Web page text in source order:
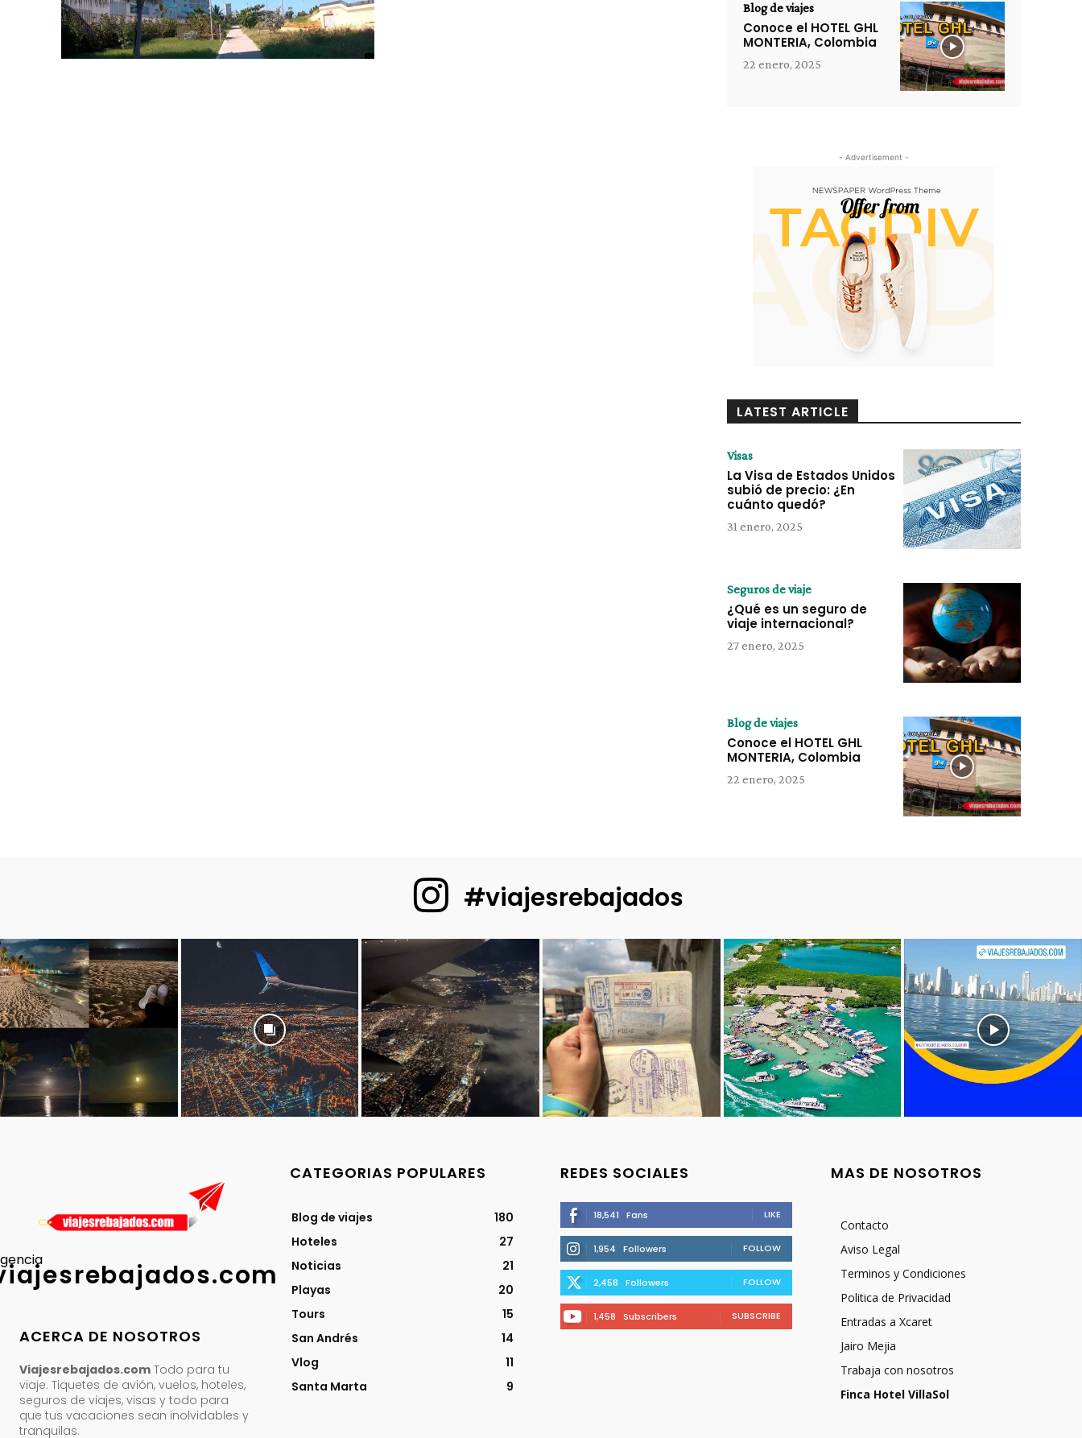
Blog de viajes
Conoce el HOTEL GHL
MONTERIA, Colombia
22 enero, 2025
- Advertisement -
LATEST ARTICLE
Visas
La Visa de Estados Unidos
subió de precio: ¿En
cuánto quedó?
31 enero, 2025
Seguros de viaje
¿Qué es un seguro de
viaje internacional?
27 enero, 2025
Blog de viajes
Conoce el HOTEL GHL
MONTERIA, Colombia
22 enero, 2025
#viajesrebajados
ACERCA DE NOSOTROS
Viajesrebajados.com Todo para tu
viaje. Tiquetes de avión, vuelos, hoteles,
seguros de viajes, visas y todo para
que tus vacaciones sean inolvidables y
tranquilas.
CATEGORIAS POPULARES
Blog de viajes
180
Hoteles
27
Noticias
21
Playas
20
Tours
15
San Andrés
14
Vlog
11
Santa Marta
9
REDES SOCIALES
18,541 Fans LIKE
1,954 Followers FOLLOW
2,458 Followers FOLLOW
1,458 Subscribers SUBSCRIBE
MAS DE NOSOTROS
Contacto
Aviso Legal
Terminos y Condiciones
Politica de Privacidad
Entradas a Xcaret
Jairo Mejia
Trabaja con nosotros
Finca Hotel VillaSol